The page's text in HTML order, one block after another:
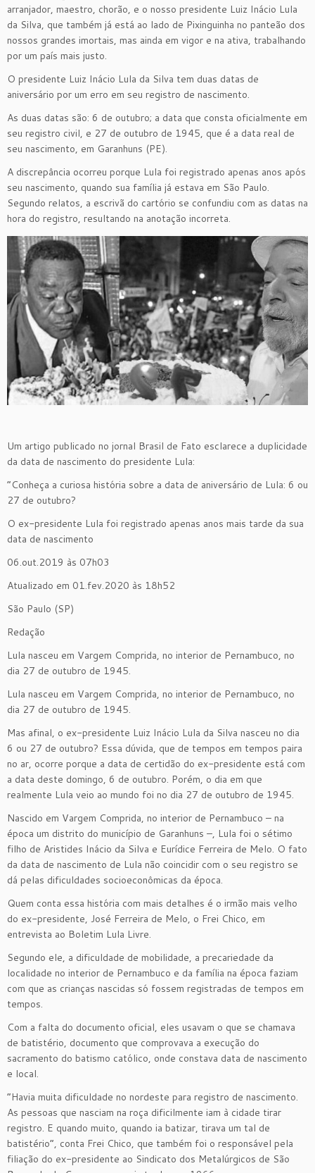
arranjador, maestro, chorão, e o nosso presidente Luiz Inácio Lula
da Silva, que também já está ao lado de Pixinguinha no panteão dos
nossos grandes imortais, mas ainda em vigor e na ativa, trabalhando
por um país mais justo.
O presidente Luiz Inácio Lula da Silva tem duas datas de
aniversário por um erro em seu registro de nascimento.
As duas datas são: 6 de outubro; a data que consta oficialmente em
seu registro civil, e 27 de outubro de 1945, que é a data real de
seu nascimento, em Garanhuns (PE).
A discrepância ocorreu porque Lula foi registrado apenas anos após
seu nascimento, quando sua família já estava em São Paulo.
Segundo relatos, a escrivã do cartório se confundiu com as datas na
hora do registro, resultando na anotação incorreta.
Um artigo publicado no jornal Brasil de Fato esclarece a duplicidade
da data de nascimento do presidente Lula:
“Conheça a curiosa história sobre a data de aniversário de Lula: 6 ou
27 de outubro?
O ex-presidente Lula foi registrado apenas anos mais tarde da sua
data de nascimento
06.out.2019 às 07h03
Atualizado em 01.fev.2020 às 18h52
São Paulo (SP)
Redação
Lula nasceu em Vargem Comprida, no interior de Pernambuco, no
dia 27 de outubro de 1945.
Lula nasceu em Vargem Comprida, no interior de Pernambuco, no
dia 27 de outubro de 1945.
Mas afinal, o ex-presidente Luiz Inácio Lula da Silva nasceu no dia
6 ou 27 de outubro? Essa dúvida, que de tempos em tempos paira
no ar, ocorre porque a data de certidão do ex-presidente está com
a data deste domingo, 6 de outubro. Porém, o dia em que
realmente Lula veio ao mundo foi no dia 27 de outubro de 1945.
Nascido em Vargem Comprida, no interior de Pernambuco – na
época um distrito do município de Garanhuns –, Lula foi o sétimo
filho de Aristides Inácio da Silva e Eurídice Ferreira de Melo. O fato
da data de nascimento de Lula não coincidir com o seu registro se
dá pelas dificuldades socioeconômicas da época.
Quem conta essa história com mais detalhes é o irmão mais velho
do ex-presidente, José Ferreira de Melo, o Frei Chico, em
entrevista ao Boletim Lula Livre.
Segundo ele, a dificuldade de mobilidade, a precariedade da
localidade no interior de Pernambuco e da família na época faziam
com que as crianças nascidas só fossem registradas de tempos em
tempos.
Com a falta do documento oficial, eles usavam o que se chamava
de batistério, documento que comprovava a execução do
sacramento do batismo católico, onde constava data de nascimento
e local.
“Havia muita dificuldade no nordeste para registro de nascimento.
As pessoas que nasciam na roça dificilmente iam à cidade tirar
registro. E quando muito, quando ia batizar, tirava um tal de
batistério”, conta Frei Chico, que também foi o responsável pela
filiação do ex-presidente ao Sindicato dos Metalúrgicos de São